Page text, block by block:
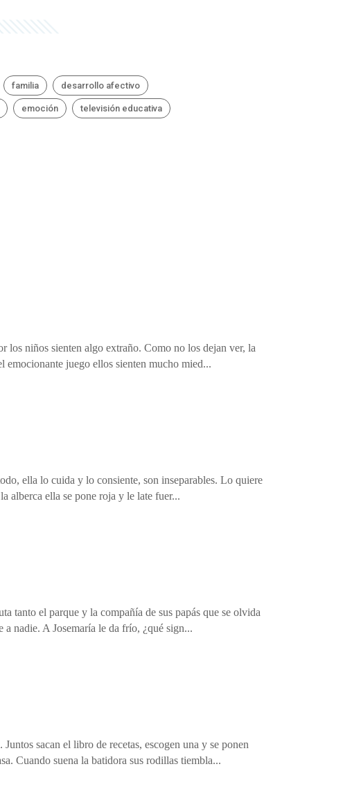
familia desarrollo afectivo
emoción televisión educativa
los niños sienten algo extraño. Como no los dejan ver, la
emocionante juego ellos sienten mucho mied...
ella lo cuida y lo consiente, son inseparables. Lo quiere
alberca ella se pone roja y le late fuer...
tanto el parque y la compañía de sus papás que se olvida
nadie. A Josemaría le da frío, ¿qué sign...
sacan el libro de recetas, escogen una y se ponen
Cuando suena la batidora sus rodillas tiembla...